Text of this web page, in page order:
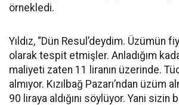
örnekledi.
Yıldız, “Dün Resul’deydim. Üzümün
olarak tespit etmişler. Anladığım
maliyeti zaten 11 liranın üzerinde.
almıyor. Kızılbağ Pazarı’ndan üzüm
90 liraya aldığını söylüyor. Yani sizin